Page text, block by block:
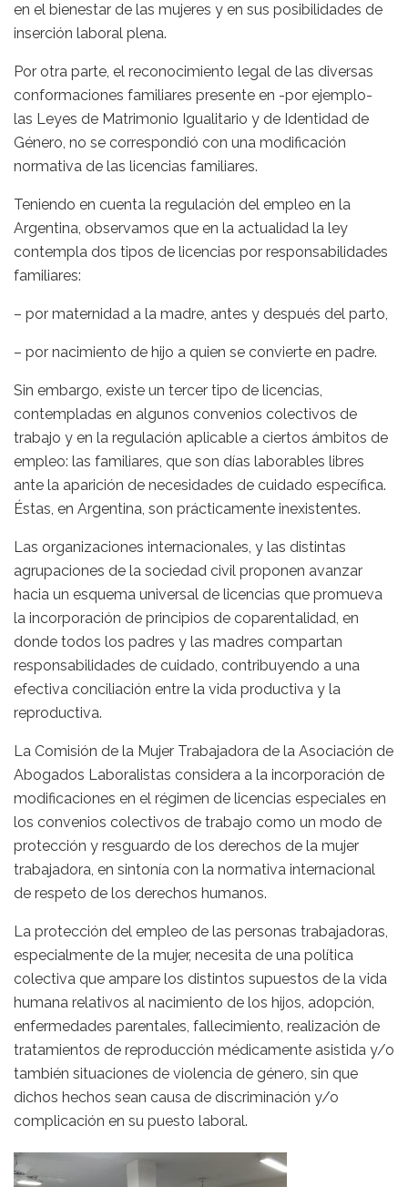
en el bienestar de las mujeres y en sus posibilidades de
inserción laboral plena.
Por otra parte, el reconocimiento legal de las diversas
conformaciones familiares presente en -por ejemplo-
las Leyes de Matrimonio Igualitario y de Identidad de
Género, no se correspondió con una modificación
normativa de las licencias familiares.
Teniendo en cuenta la regulación del empleo en la
Argentina, observamos que en la actualidad la ley
contempla dos tipos de licencias por responsabilidades
familiares:
– por maternidad a la madre, antes y después del parto,
– por nacimiento de hijo a quien se convierte en padre.
Sin embargo, existe un tercer tipo de licencias,
contempladas en algunos convenios colectivos de
trabajo y en la regulación aplicable a ciertos ámbitos de
empleo: las familiares, que son días laborables libres
ante la aparición de necesidades de cuidado específica.
Éstas, en Argentina, son prácticamente inexistentes.
Las organizaciones internacionales, y las distintas
agrupaciones de la sociedad civil proponen avanzar
hacia un esquema universal de licencias que promueva
la incorporación de principios de coparentalidad, en
donde todos los padres y las madres compartan
responsabilidades de cuidado, contribuyendo a una
efectiva conciliación entre la vida productiva y la
reproductiva.
La Comisión de la Mujer Trabajadora de la Asociación de
Abogados Laboralistas considera a la incorporación de
modificaciones en el régimen de licencias especiales en
los convenios colectivos de trabajo como un modo de
protección y resguardo de los derechos de la mujer
trabajadora, en sintonía con la normativa internacional
de respeto de los derechos humanos.
La protección del empleo de las personas trabajadoras,
especialmente de la mujer, necesita de una política
colectiva que ampare los distintos supuestos de la vida
humana relativos al nacimiento de los hijos, adopción,
enfermedades parentales, fallecimiento, realización de
tratamientos de reproducción médicamente asistida y/o
también situaciones de violencia de género, sin que
dichos hechos sean causa de discriminación y/o
complicación en su puesto laboral.